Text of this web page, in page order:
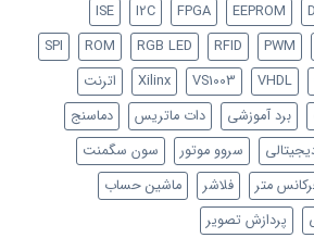
EEPROM
FPGA
I2C
ISE
PWM
RFID
RGB LED
ROM
SPI
VHDL
VS1003
Xilinx
اترنت
برد آموزشی دات ماتریس
دماسنج
سروو موتور
سون سگمنت
متر فلاشر
ماشین حساب
پردازش تصویر